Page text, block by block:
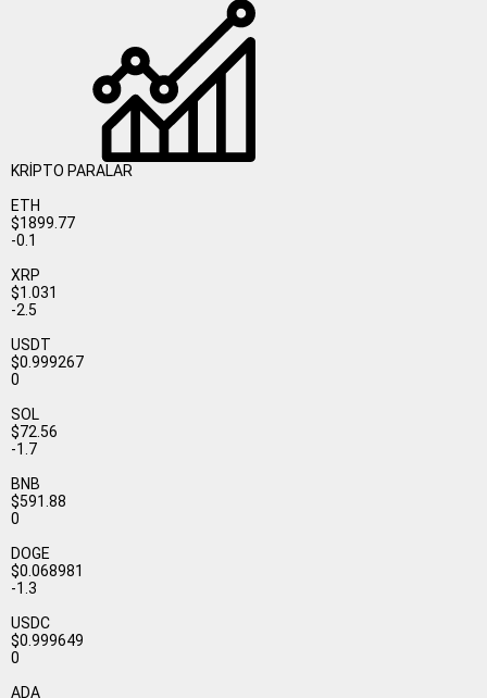
KRİPTO PARALAR
ETH
$1899.77
-0.1
XRP
$1.031
-2.5
USDT
$0.999267
0
SOL
$72.56
-1.7
BNB
$591.88
0
DOGE
$0.068981
-1.3
USDC
$0.999649
0
ADA